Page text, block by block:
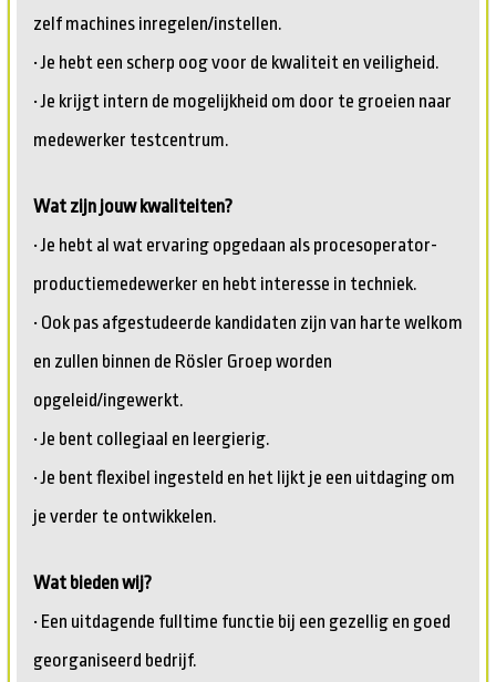
zelf machines inregelen/instellen.
• Je hebt een scherp oog voor de kwaliteit en veiligheid.
• Je krijgt intern de mogelijkheid om door te groeien naar
medewerker testcentrum.
Wat zijn jouw kwaliteiten?
• Je hebt al wat ervaring opgedaan als procesoperator-
productiemedewerker en hebt interesse in techniek.
• Ook pas afgestudeerde kandidaten zijn van harte welkom
en zullen binnen de Rösler Groep worden
opgeleid/ingewerkt.
• Je bent collegiaal en leergierig.
• Je bent flexibel ingesteld en het lijkt je een uitdaging om
je verder te ontwikkelen.
Wat bieden wij?
• Een uitdagende fulltime functie bij een gezellig en goed
georganiseerd bedrijf.